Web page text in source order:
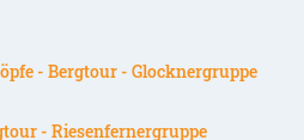
- Bergtour - Glocknergruppe
- Riesenfernergruppe